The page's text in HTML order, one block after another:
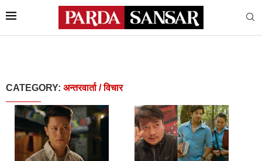
CATEGORY: अन्तरवार्ता / विचार